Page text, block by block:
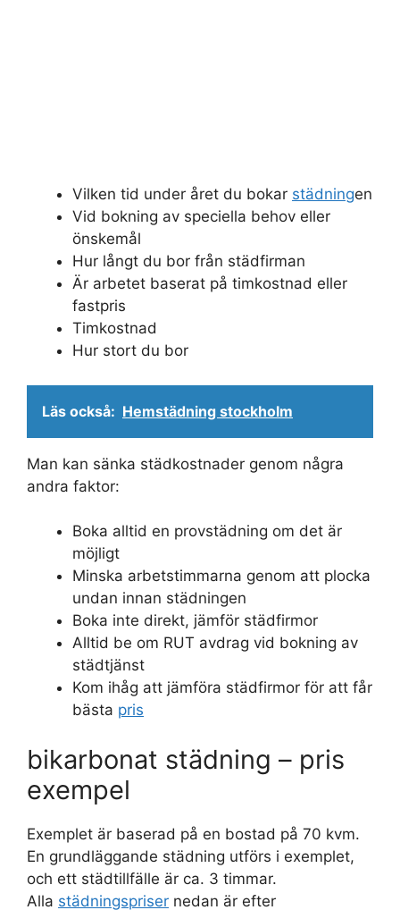
Vilken tid under året du bokar städningen
Vid bokning av speciella behov eller
önskemål
Hur långt du bor från städfirman
Är arbetet baserat på timkostnad eller
fastpris
Timkostnad
Hur stort du bor
Läs också: Hemstädning stockholm
Man kan sänka städkostnader genom några
andra faktor:
Boka alltid en provstädning om det är
möjligt
Minska arbetstimmarna genom att plocka
undan innan städningen
Boka inte direkt, jämför städfirmor
Alltid be om RUT avdrag vid bokning av
städtjänst
Kom ihåg att jämföra städfirmor för att får
bästa pris
bikarbonat städning – pris
exempel
Exemplet är baserad på en bostad på 70 kvm.
En grundläggande städning utförs i exemplet,
och ett städtillfälle är ca. 3 timmar.
Alla städningspriser nedan är efter